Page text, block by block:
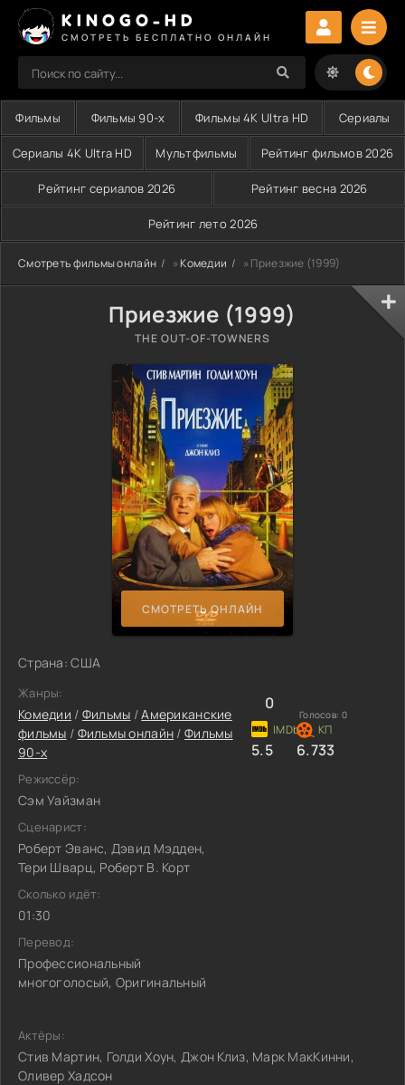
KINOGO-HD
СМОТРЕТЬ БЕСПЛАТНО ОНЛАЙН
Фильмы Фильмы 90-х Фильмы 4K Ultra HD Сериалы
Сериалы 4K Ultra HD Мультфильмы Рейтинг фильмов 2026
Рейтинг сериалов 2026 Рейтинг весна 2026
Рейтинг лето 2026
Смотреть фильмы онлайн »Комедии » Приезжие (1999)
Приезжие (1999)
THE OUT-OF-TOWNERS
СМОТРЕТЬ ОНЛАЙН
Страна: США
Жанры:
Комедии / Фильмы /Американские
фильмы / Фильмы онлайн /Фильмы
90-х
Режиссёр:
Сэм Уайзман
Сценарист:
Роберт Эванс, Дэвид Мэдден,
Тери Шварц, Роберт В. Корт
Сколько идёт:
01:30
Перевод:
Профессиональный
многоголосый, Оригинальный
0
Голосов: 0
5.5 6.733
Актёры:
Стив Мартин, Голди Хоун, Джон Клиз, Марк МакКинни,
Оливер Хадсон